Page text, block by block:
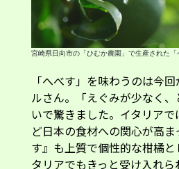
宮崎県日向市の「ひむか農園」で生産された「
「へべす」を味わうのは今
いで驚きました。イタリア
ど日本の食材への関心が高
す』も上質で個性的な柑橘
タリアでもきっと受け入れ
語りました。